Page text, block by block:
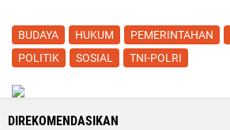
BUDAYA HUKUM PEMERINTAHAN
POLITIK
SOSIAL TNI-POLRI
DIREKOMENDASIKAN